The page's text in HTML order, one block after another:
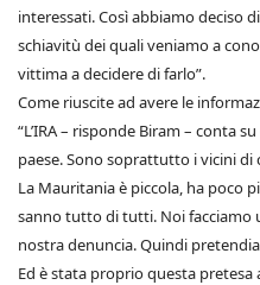
interessati. Così abbiamo deciso
schiavitù dei quali veniamo a
vittima a decidere di farlo”.
Come riuscite ad avere le
“L’IRA – risponde Biram – conta
paese. Sono soprattutto i vicini di
La Mauritania è piccola, ha poco
sanno tutto di tutti. Noi facciamo
nostra denuncia. Quindi
Ed è stata proprio questa